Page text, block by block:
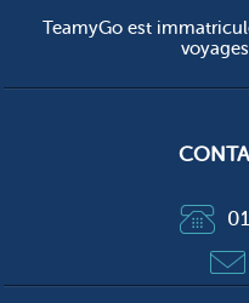
TeamyGo est